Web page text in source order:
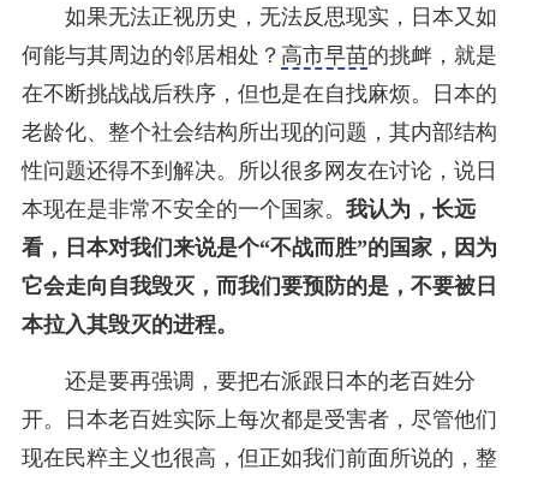
如果无法正视历史，无法反思现实，日本又如
何能与其周边的邻居相处？ 高市早苗的挑衅，就是
在不断挑战战后秩序，但也是在自找麻烦。日本的
老龄化、整个社会结构所出现的问题，其内部结构
性问题还得不到解决。所以很多网友在讨论，说日
本现在是非常不安全的一个国家。 我认为，长远
看，日本对我们来说是个“不战而胜”的国家，因为
它会走向自我毁灭，而我们要预防的是，不要被日
本拉入其毁灭的进程。
还是要再强调，要把右派跟日本的老百姓分
开。日本老百姓实际上每次都是受害者，尽管他们
现在民粹主义也很高，但正如我们前面所说的，整